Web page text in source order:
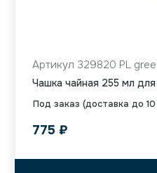
Под заказ (доставка до
Артикул 329820 PL
Чашка чайная 255 мл для
775 ₽